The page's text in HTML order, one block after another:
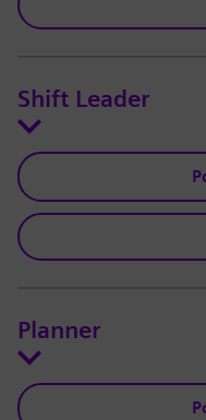
Shift Leader
Planner